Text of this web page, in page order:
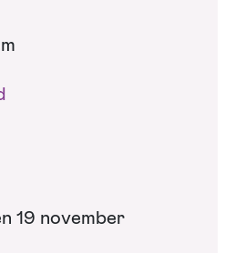
19 november